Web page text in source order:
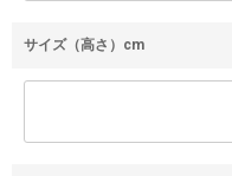
サイズ（高さ）cm